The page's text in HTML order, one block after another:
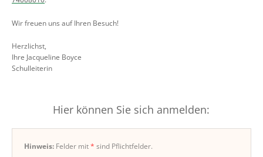
Wir freuen uns auf Ihren Besuch!
Herzlichst,
Ihre Jacqueline Boyce
Schulleiterin
Hier können Sie sich anmelden:
Hinweis: Felder mit* sind Pflichtfelder.